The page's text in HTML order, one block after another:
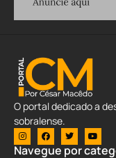
O portal dedicado a
sobralense.
Navegue por